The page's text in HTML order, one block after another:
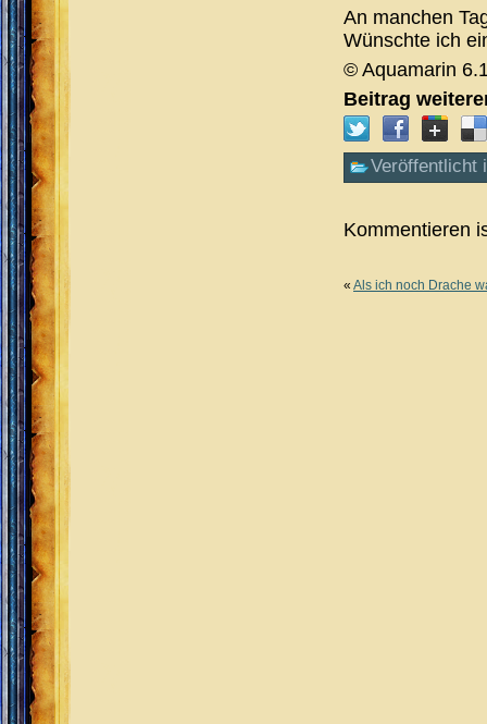
An manchen
Wünschte ich
© Aquamarin
Beitrag
Veröffentlicht
Kommentieren
« Als ich noch Drache